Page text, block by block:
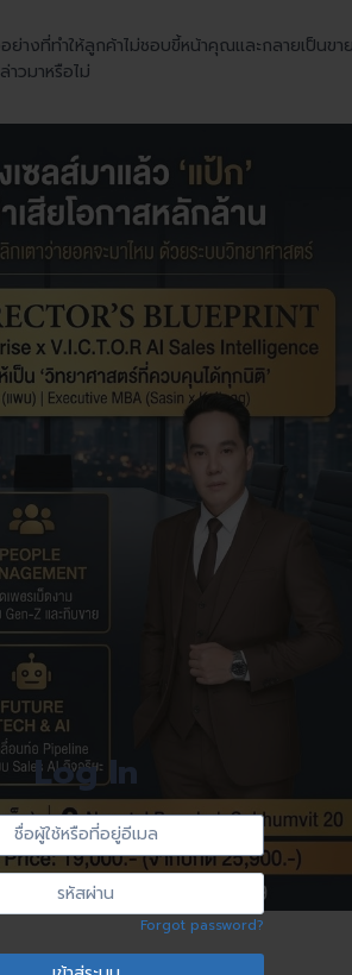
Log In
Forgot password?
ย่างที่ทำให้ลูกค้าไม่ชอบขี้หน้าคุณและกลายเป็นข
วมาหรือไม่